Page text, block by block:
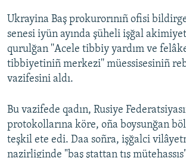
Русский
Українською
QOŞULIÑIZ!
RFE/RS bütün saytları
Ukrayina Baş prokurorınıñ ofisi
senesi iyün ayında şüheli işğal
qurulğan ''Acele tibbiy yardım ve
tibbiyetiniñ merkezi'' müessisesiniñ
vazifesini aldı.
Bu vazifede qadın, Rusiye
protokollarına köre, oña boysunğan
teşkil ete edi. Daa soñra, işğalci
nazirliginde "baş ştattan tış